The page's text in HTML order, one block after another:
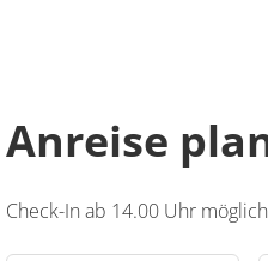
Anreise
Check-In ab 14.00 Uhr